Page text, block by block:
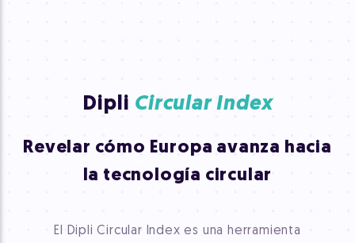
Dipli Circular Index
Revelar cómo Europa avanza hacia
la tecnología circular
El Dipli Circular Index es una herramienta